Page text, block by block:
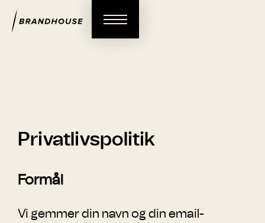
Privatlivspolitik
Formål
Vi gemmer din navn og din email-